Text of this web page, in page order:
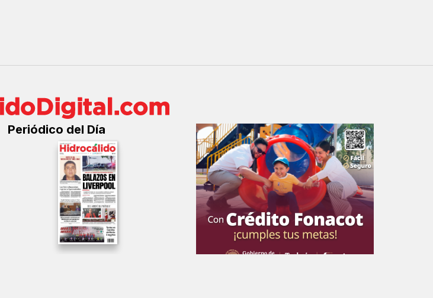
Periódico del Día